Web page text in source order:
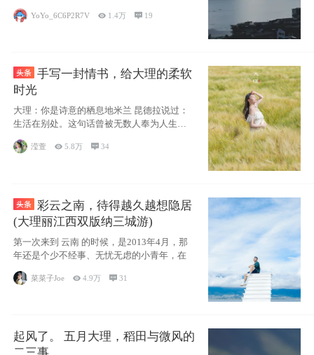
YoYo_6C6P2R7V  1.4万  19
手写一封情书，给大理的柔软
时光
大理：你是诗意的栖息地米兰 昆德拉说过：
生活在别处。这句话曾被无数人奉为人生信
条，并
滢萱 5.8万 34
彩云之南，待得越久越想隐居
(大理丽江西双版纳三城游)
第一次来到 云南 的时候，是2013年4月，那
年还是个少不经事、无忧无虑的小青年，在
菜菜子Joe 4.9万  31
起风了。 五月大理，稻田与微风的